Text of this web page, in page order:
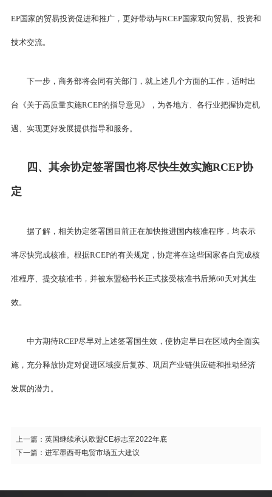
EP国家的贸易投资促进和推广，更好带动与RCEP国家双向贸易、投资和
技术交流。
下一步，商务部将会同有关部门，就上述几个方面的工作，适时出
台《关于高质量实施RCEP的指导意见》，为各地方、各行业把握协定机
遇、实现更好发展提供指导和服务。
四、其余协定签署国也将尽快生效实施RCEP协
定
据了解，相关协定签署国目前正在加快推进国内核准程序，均表示
将尽快完成核准。根据RCEP的有关规定，协定将在这些国家各自完成核
准程序、提交核准书，并被东盟秘书长正式接受核准书后第60天对其生
效。
中方期待RCEP尽早对上述签署国生效，使协定早日在区域内全面实
施，充分释放协定对促进区域疫后复苏、巩固产业链供应链和推动经济
发展的潜力。
上一篇： 英国继续承认欧盟CE标志至2022年底
下一篇： 进军墨西哥电贸市场五大建议